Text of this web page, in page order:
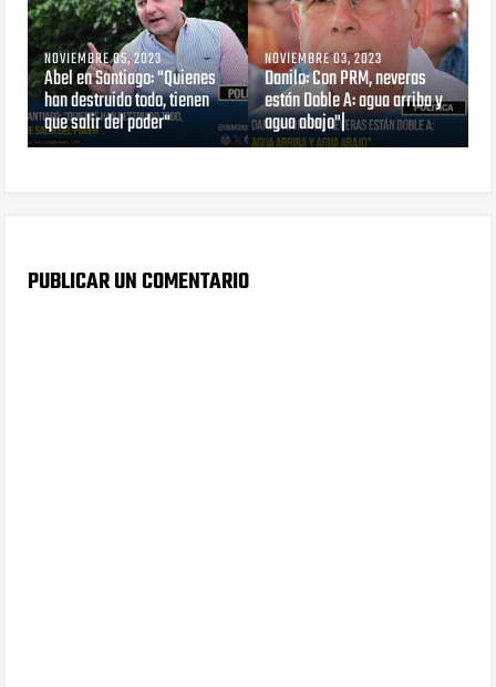
NOVIEMBRE 05, 2023
Abel en Santiago: "Quienes
han destruido todo, tienen
que salir del poder"
NOVIEMBRE 03, 2023
Danilo: Con PRM, neveras
están Doble A: agua arriba y
agua abajo"|
PUBLICAR UN COMENTARIO